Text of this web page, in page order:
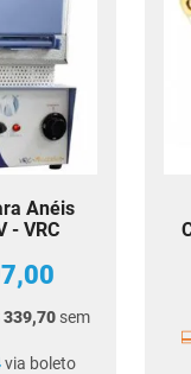
Anéis
- VRC
,00
339,70 sem
via boleto